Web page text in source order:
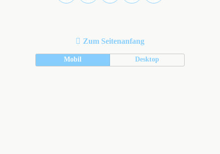
Zum Seitenanfang
Mobil Desktop